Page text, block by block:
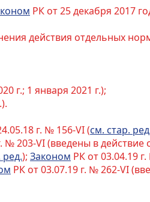
РК от 25 декабря 2017
действия отдельных
г.; 1 января 2021 г.);
г. № 156-VI (см. стар.
№ 203-VI (введены в действие
ред.); Законом РК от 03.04.19
РК от 03.07.19 г. № 262-VI